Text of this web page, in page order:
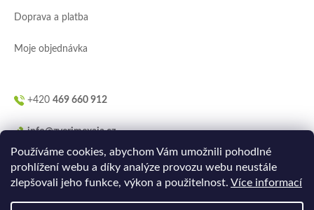
Používáme cookies, abychom Vám umožnili pohodlné
prohlížení webu a díky analýze provozu webu neustále
zlepšovali jeho funkce, výkon a použitelnost. Více informací
Doprava a platba
Moje objednávka
+420 469 660 912
info@zverimexaja.cz